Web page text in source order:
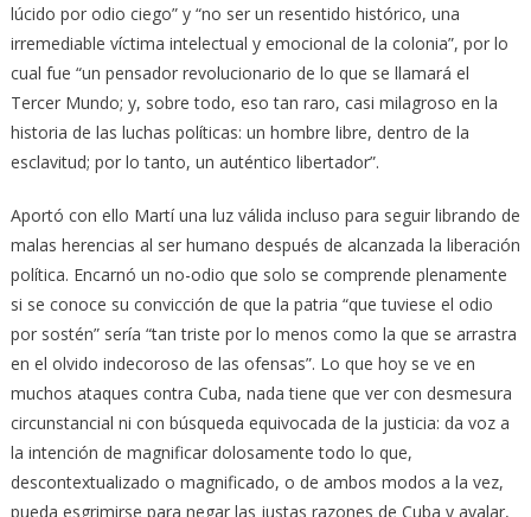
lúcido por odio ciego” y “no ser un resentido histórico, una
irremediable víctima intelectual y emocional de la colonia”, por lo
cual fue “un pensador revolucionario de lo que se llamará el
Tercer Mundo; y, sobre todo, eso tan raro, casi milagroso en la
historia de las luchas políticas: un hombre libre, dentro de la
esclavitud; por lo tanto, un auténtico libertador”.
Aportó con ello Martí una luz válida incluso para seguir librando de
malas herencias al ser humano después de alcanzada la liberación
política. Encarnó un no-odio que solo se comprende plenamente
si se conoce su convicción de que la patria “que tuviese el odio
por sostén” sería “tan triste por lo menos como la que se arrastra
en el olvido indecoroso de las ofensas”. Lo que hoy se ve en
muchos ataques contra Cuba, nada tiene que ver con desmesura
circunstancial ni con búsqueda equivocada de la justicia: da voz a
la intención de magnificar dolosamente todo lo que,
descontextualizado o magnificado, o de ambos modos a la vez,
pueda esgrimirse para negar las justas razones de Cuba y avalar,